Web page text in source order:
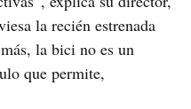
la recién estrenada
la bici no es un
que permite,